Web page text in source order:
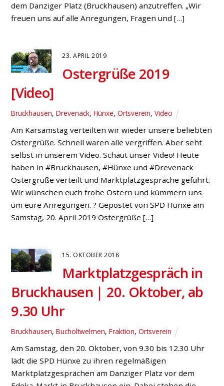
dem Danziger Platz (Bruckhausen) anzutreffen. „Wir
freuen uns auf alle Anregungen, Fragen und […]
23. APRIL 2019
Ostergrüße 2019
[Video]
Bruckhausen,Drevenack,Hünxe,Ortsverein,Video
Am Karsamstag verteilten wir wieder unsere beliebten
Ostergrüße. Schnell waren alle vergriffen. Aber seht
selbst in unserem Video. Schaut unser Video! Heute
haben in #Bruckhausen, #Hünxe und #Drevenack
Ostergrüße verteilt und Marktplatzgespräche geführt.
Wir wünschen euch frohe Ostern und kümmern uns
um eure Anregungen. ? Gepostet von SPD Hünxe am
Samstag, 20. April 2019 Ostergrüße […]
15. OKTOBER 2018
Marktplatzgespräch in
Bruckhausen | 20. Oktober, ab
9.30 Uhr
Bruckhausen,Bucholtwelmen,Fraktion,Ortsverein
Am Samstag, den 20. Oktober, von 9.30 bis 12.30 Uhr
lädt die SPD Hünxe zu ihren regelmäßigen
Marktplatzgesprächen am Danziger Platz vor dem